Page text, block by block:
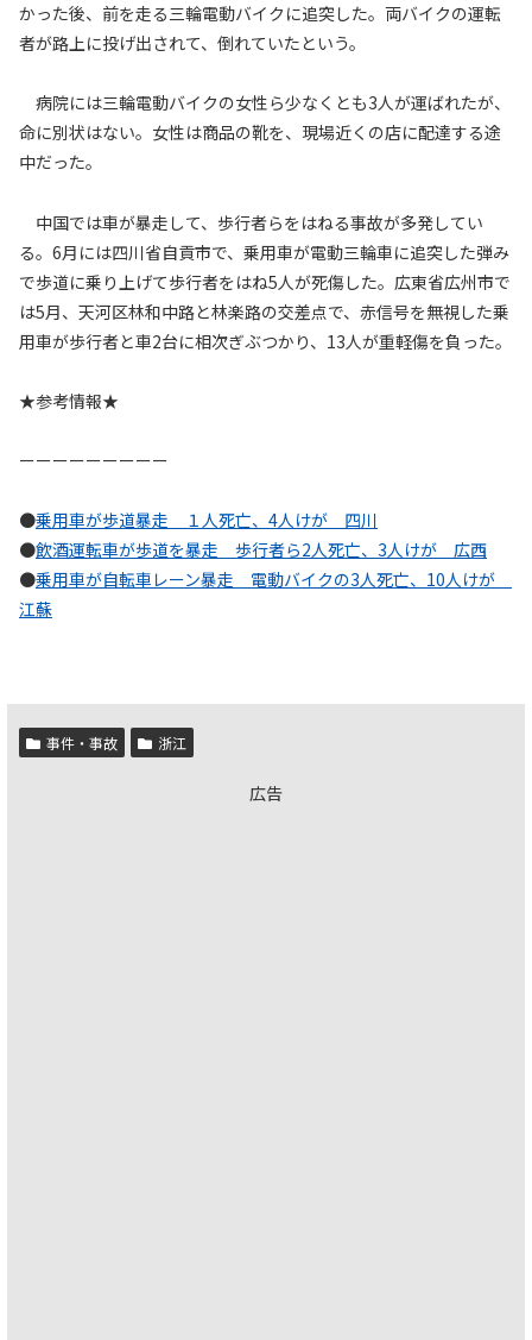
かった後、前を走る三輪電動バイクに追突した。両バイクの運転
者が路上に投げ出されて、倒れていたという。
病院には三輪電動バイクの女性ら少なくとも3人が運ばれたが、
命に別状はない。女性は商品の靴を、現場近くの店に配達する途
中だった。
中国では車が暴走して、歩行者らをはねる事故が多発してい
る。6月には四川省自貢市で、乗用車が電動三輪車に追突した弾み
で歩道に乗り上げて歩行者をはね5人が死傷した。広東省広州市で
は5月、天河区林和中路と林楽路の交差点で、赤信号を無視した乗
用車が歩行者と車2台に相次ぎぶつかり、13人が重軽傷を負った。
★参考情報★
ーーーーーーーーー
●乗用車が歩道暴走 １人死亡、4人けが 四川
●飲酒運転車が歩道を暴走 歩行者ら2人死亡、3人けが 広西
●乗用車が自転車レーン暴走 電動バイクの3人死亡、10人けが
江蘇
事件・事故 浙江
広告